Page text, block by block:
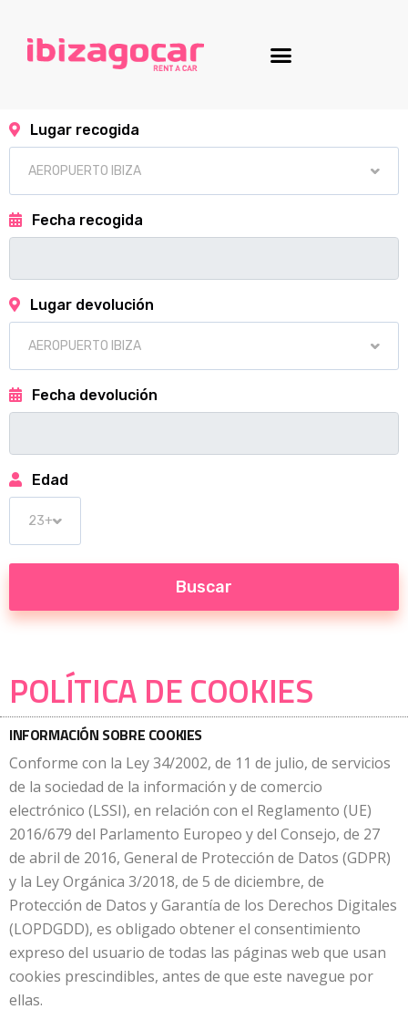
Lugar recogida
Fecha recogida
Lugar devolución
Fecha devolución
Edad
POLÍTICA DE COOKIES
INFORMACIÓN SOBRE COOKIES
Conforme con la Ley 34/2002, de 11 de julio, de servicios
de la sociedad de la información y de comercio
electrónico (LSSI), en relación con el Reglamento (UE)
2016/679 del Parlamento Europeo y del Consejo, de 27
de abril de 2016, General de Protección de Datos (GDPR)
y la Ley Orgánica 3/2018, de 5 de diciembre, de
Protección de Datos y Garantía de los Derechos Digitales
(LOPDGDD), es obligado obtener el consentimiento
expreso del usuario de todas las páginas web que usan
cookies prescindibles, antes de que este navegue por
ellas.